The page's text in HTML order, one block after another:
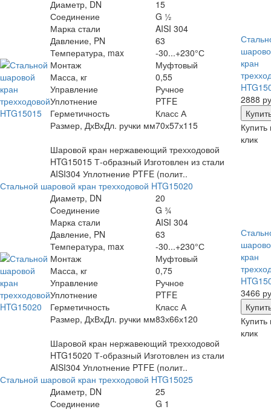
Диаметр, DN
15
Соединение
G ½
Марка стали
AISI 304
Давление, PN
63
Температура, max
-30...+230°С
Монтаж
Муфтовый
Масса, кг
0,55
Управление
Ручное
Уплотнение
PTFE
Герметичность
Класс А
Размер, ДхВхДл. ручки мм70х57х115
Шаровой кран нержавеющий трехходовой
HTG15015 Т-образный Изготовлен из стали
AISI304 Уплотнение PTFE (полит..
кран
2888
Купить
клик
Стальной шаровой кран трехходовой HTG15020
Диаметр, DN
20
Соединение
G ¾
Марка стали
AISI 304
Давление, PN
63
Температура, max
-30...+230°С
Монтаж
Муфтовый
Масса, кг
0,75
Управление
Ручное
Уплотнение
PTFE
Герметичность
Класс А
Размер, ДхВхДл. ручки мм83х66х120
Шаровой кран нержавеющий трехходовой
HTG15020 Т-образный Изготовлен из стали
AISI304 Уплотнение PTFE (полит..
кран
3466
Купить
клик
Стальной шаровой кран трехходовой HTG15025
Диаметр, DN
25
Соединение
G 1